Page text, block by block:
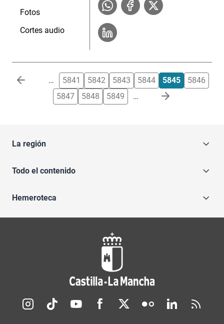
Fotos
Cortes audio
Paginación … 5841 5842 5843 5844 5845
5846
5847
5848 5849 …
La región
Todo el contenido
Hemeroteca
Redes sociales JCCM